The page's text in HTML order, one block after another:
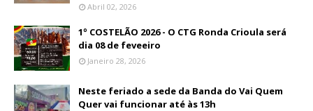
Abril 02, 2026
1º COSTELÃO 2026 - O CTG Ronda Crioula será
dia 08 de feveeiro
Janeiro 28, 2026
Neste feriado a sede da Banda do Vai Quem
Quer vai funcionar até às 13h